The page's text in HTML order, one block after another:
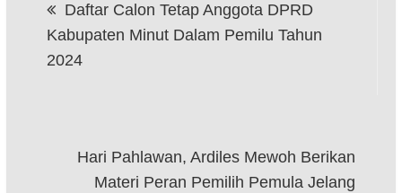
pos
Daftar Calon Tetap Anggota DPRD
Kabupaten Minut Dalam Pemilu Tahun
2024
Hari Pahlawan, Ardiles Mewoh Berikan
Materi Peran Pemilih Pemula Jelang